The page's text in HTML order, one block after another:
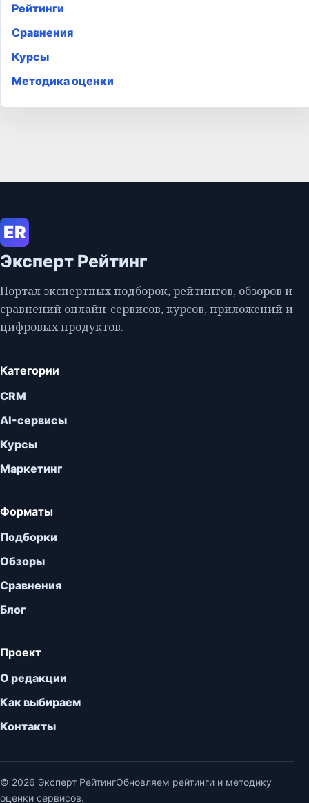
Рейтинги
Сравнения
Курсы
Методика оценки
ER
Эксперт Рейтинг
Портал экспертных подборок, рейтингов, обзоров и
сравнений онлайн-сервисов, курсов, приложений и
цифровых продуктов.
Категории
CRM
AI-сервисы
Курсы
Маркетинг
Форматы
Подборки
Обзоры
Сравнения
Блог
Проект
О редакции
Как выбираем
Контакты
© 2026 Эксперт РейтингОбновляем рейтинги и методику
оценки сервисов.